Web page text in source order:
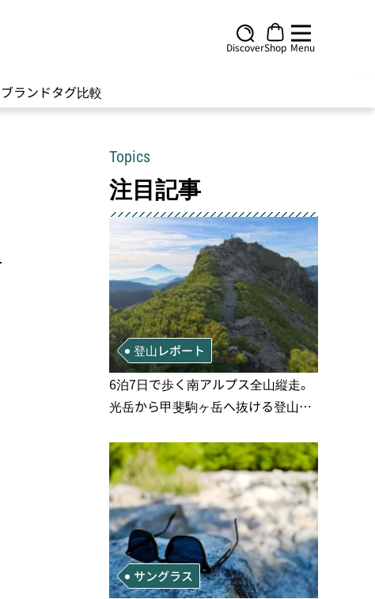
DiscoverShop Menu
ブランドタグ比較
Topics
注目記事
登山レポート
6泊7日で歩く南アルプス全山縦走。
光岳から甲斐駒ヶ岳へ抜ける登山の
サングラス